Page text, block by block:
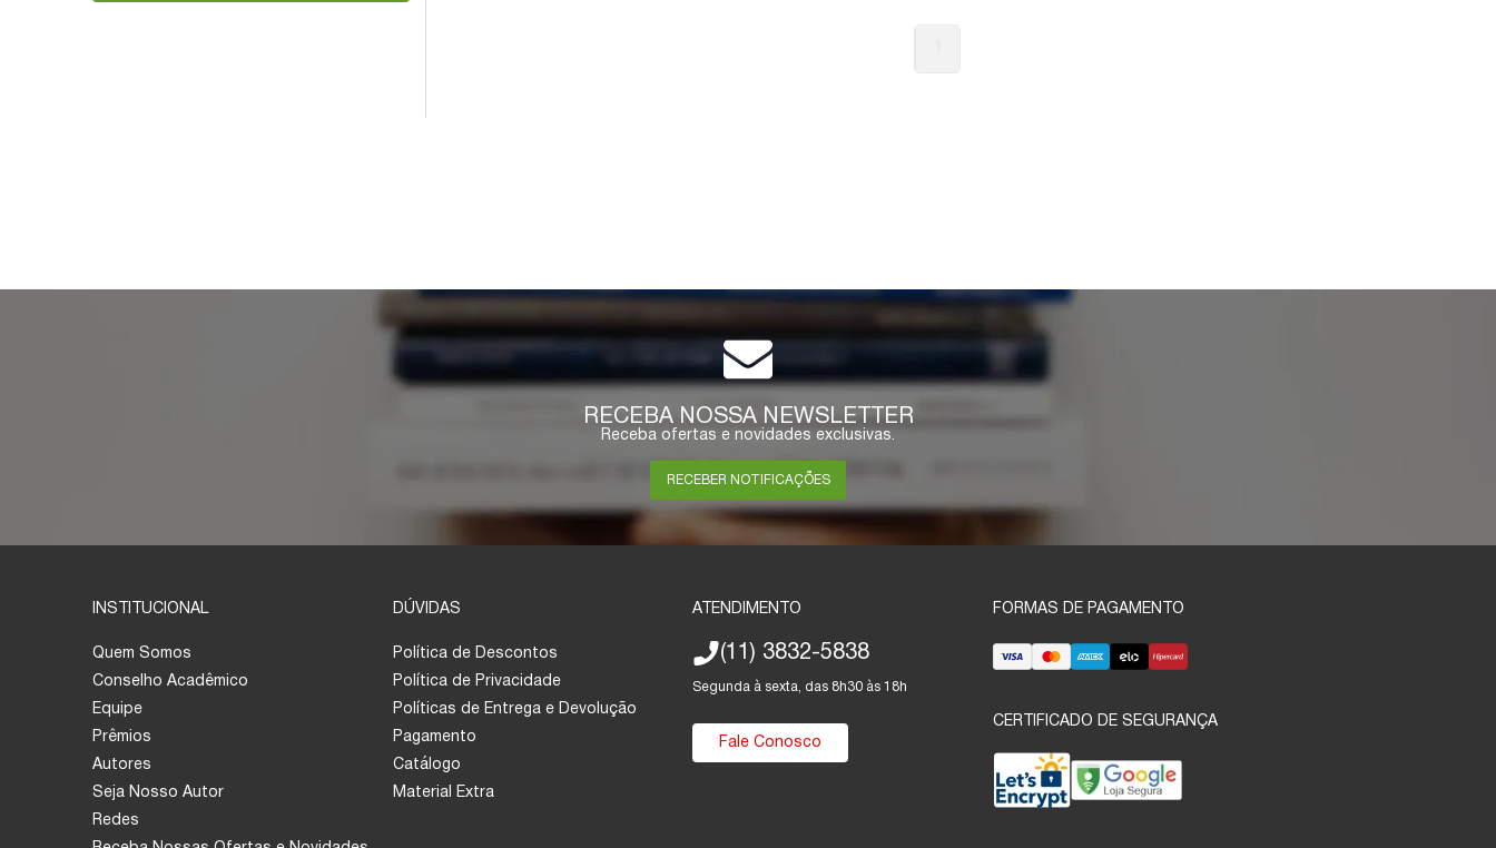
RECEBA NOSSA NEWSLETTER
Receba ofertas e novidades exclusivas.
RECEBER NOTIFICAÇÕES
INSTITUCIONAL
Quem Somos
Conselho Acadêmico
Equipe
Prêmios
Autores
Seja Nosso Autor
Redes
DÚVIDAS
Política de Descontos
Política de Privacidade
Políticas de Entrega e Devolução
Pagamento
Catálogo
Material Extra
ATENDIMENTO
(11) 3832-5838
Segunda à sexta, das 8h30 às 18h
Fale Conosco
FORMAS DE PAGAMENTO
CERTIFICADO DE SEGURANÇA